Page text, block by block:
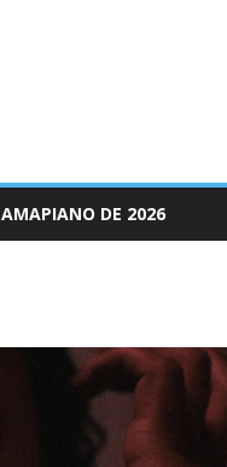
AMAPIANO DE 2026